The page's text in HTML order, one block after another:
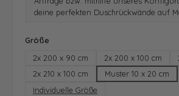
deine perfekten Duschrückwände auf
Größe
2x 200 x 90 cm
2x 200 x 100 cm
2x 210 x 100 cm
Muster 10 x 20 cm
Individuelle Größe